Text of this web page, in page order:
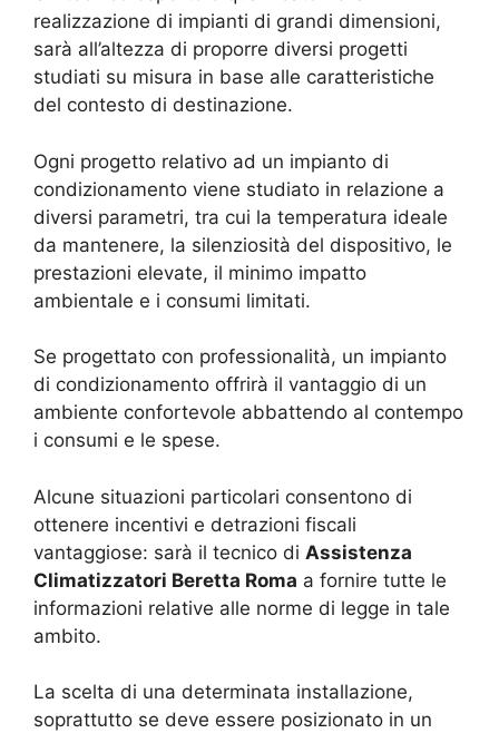
realizzazione di impianti di grandi dimensioni,
sarà all’altezza di proporre diversi progetti
studiati su misura in base alle caratteristiche
del contesto di destinazione.
Ogni progetto relativo ad un impianto di
condizionamento viene studiato in relazione a
diversi parametri, tra cui la temperatura ideale
da mantenere, la silenziosità del dispositivo, le
prestazioni elevate, il minimo impatto
ambientale e i consumi limitati.
Se progettato con professionalità, un impianto
di condizionamento offrirà il vantaggio di un
ambiente confortevole abbattendo al contempo
i consumi e le spese.
Alcune situazioni particolari consentono di
ottenere incentivi e detrazioni fiscali
vantaggiose: sarà il tecnico di Assistenza
Climatizzatori Beretta Roma a fornire tutte le
informazioni relative alle norme di legge in tale
ambito.
La scelta di una determinata installazione,
soprattutto se deve essere posizionato in un